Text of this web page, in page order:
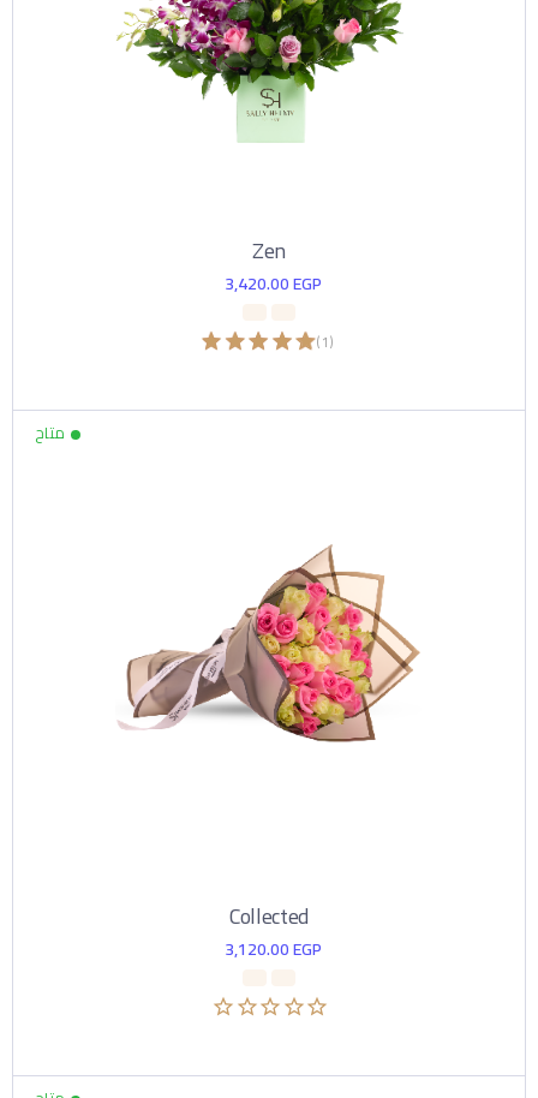
Zen
3,420.00EGP
(
1
)
Collected
3,120.00EGP